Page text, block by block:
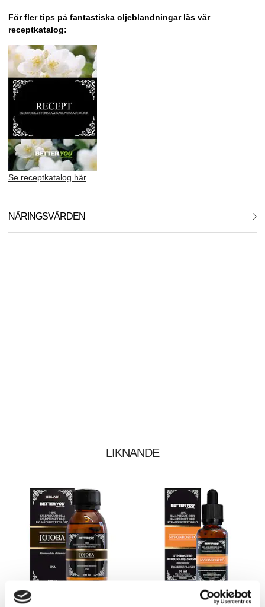
För fler tips på fantastiska oljeblandningar läs vår
receptkatalog:
Se receptkatalog här
NÄRINGSVÄRDEN
LIKNANDE